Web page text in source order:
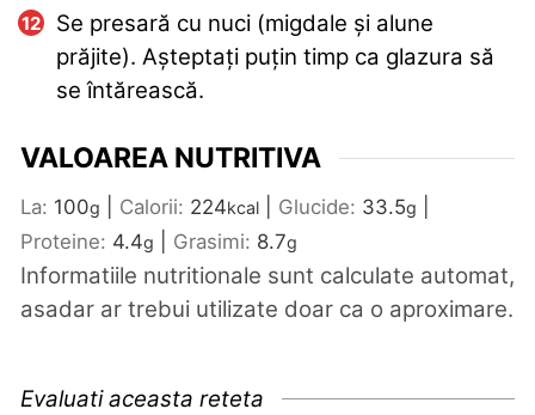
Se presară cu nuci (migdale și alune
prăjite). Așteptați puțin timp ca glazura să
se întărească.
VALOAREA NUTRITIVA
La: 100g Calorii: 224kcal Glucide: 33.5g
Proteine: 4.4g Grasimi: 8.7g
Informatiile nutritionale sunt calculate automat,
asadar ar trebui utilizate doar ca o aproximare.
Evaluati aceasta reteta